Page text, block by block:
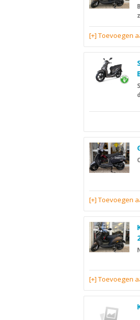
[+] Toevoegen
[+] Toevoegen
[+] Toevoegen